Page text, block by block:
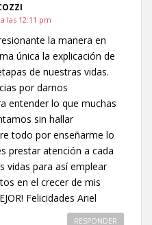
las 12:11 pm
la manera en
única la explicación de
de nuestras vidas.
por darnos
entender lo que muchas
sin hallar
todo por enseñarme lo
prestar atención a cada
vidas para así emplear
en el crecer de mis
Felicidades Ariel
RESPONDER